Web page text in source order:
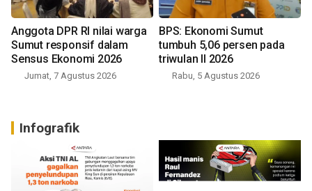
Anggota DPR RI nilai warga
Sumut responsif dalam
Sensus Ekonomi 2026
Jumat, 7 Agustus 2026
BPS: Ekonomi Sumut
tumbuh 5,06 persen pada
triwulan II 2026
Rabu, 5 Agustus 2026
Infografik